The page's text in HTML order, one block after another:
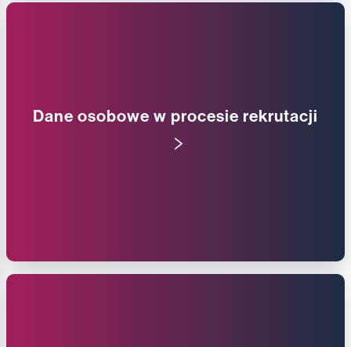
Dane osobowe w procesie rekrutacji